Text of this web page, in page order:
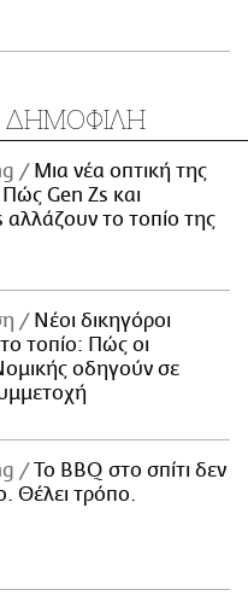
ΔΗΜΟΦΙΛΗ
Μια νέα οπτική της
Πώς Gen Zs και
το τοπίο της
Νέοι δικηγόροι
τοπίο: Πώς οι
οδηγούν σε
Το BBQ στο σπίτι δεν
Θέλει τρόπο.